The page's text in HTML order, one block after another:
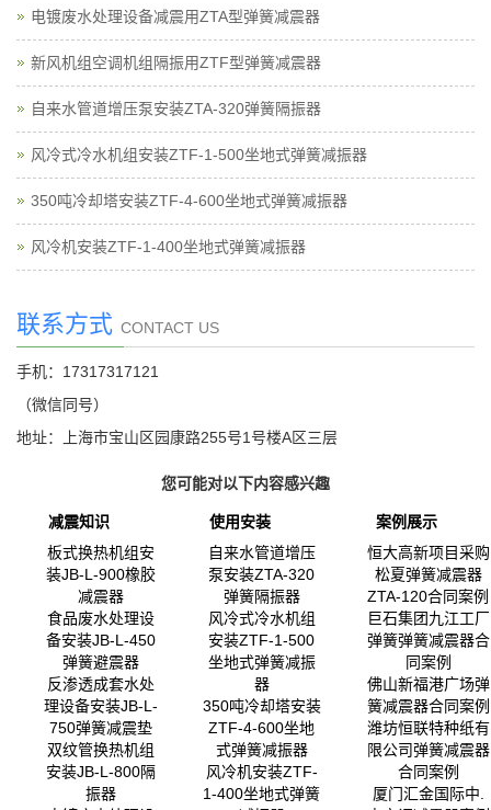
电镀废水处理设备减震用ZTA型弹簧减震器
新风机组空调机组隔振用ZTF型弹簧减震器
自来水管道增压泵安装ZTA-320弹簧隔振器
风冷式冷水机组安装ZTF-1-500坐地式弹簧减振器
350吨冷却塔安装ZTF-4-600坐地式弹簧减振器
风冷机安装ZTF-1-400坐地式弹簧减振器
联系方式 CONTACT US
手机：17317317121
（微信同号）
地址：上海市宝山区园康路255号1号楼A区三层
您可能对以下内容感兴趣
减震知识
板式换热机组安
装JB-L-900橡胶
减震器
食品废水处理设
备安装JB-L-450
弹簧避震器
反渗透成套水处
理设备安装JB-L-
750弹簧减震垫
双纹管换热机组
安装JB-L-800隔
振器
使用安装
自来水管道增压
泵安装ZTA-320
弹簧隔振器
风冷式冷水机组
安装ZTF-1-500
坐地式弹簧减振
器
350吨冷却塔安装
ZTF-4-600坐地
式弹簧减振器
风冷机安装ZTF-
1-400坐地式弹簧
案例展示
恒大高新项目采购
松夏弹簧减震器
ZTA-120合同案例
巨石集团九江工厂
弹簧弹簧减震器合
同案例
佛山新福港广场弹
簧减震器合同案例
潍坊恒联特种纸有
限公司弹簧减震器
合同案例
厦门汇金国际中.